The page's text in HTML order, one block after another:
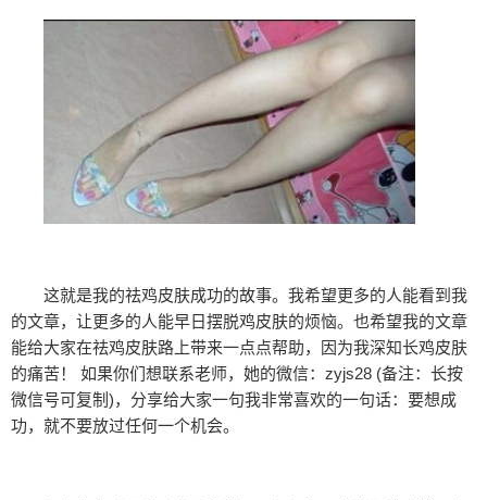
这就是我的祛鸡皮肤成功的故事。我希望更多的人能看到我
的文章，让更多的人能早日摆脱鸡皮肤的烦恼。也希望我的文章
能给大家在祛鸡皮肤路上带来一点点帮助，因为我深知长鸡皮肤
的痛苦！ 如果你们想联系老师，她的微信：zyjs28 (备注：长按
微信号可复制)，分享给大家一句我非常喜欢的一句话：要想成
功，就不要放过任何一个机会。